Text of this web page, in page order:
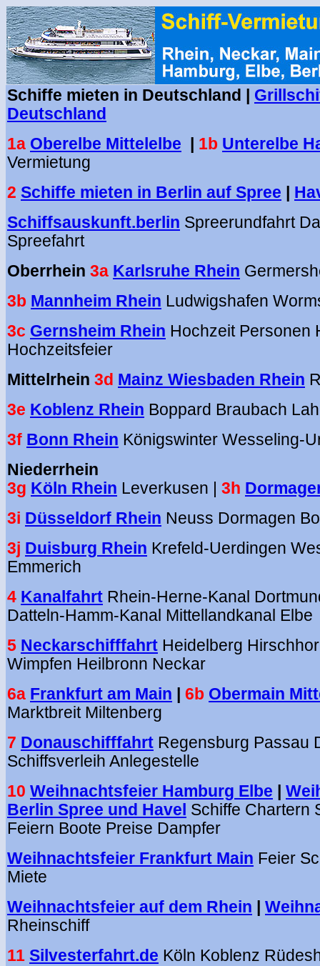
Schiffe mieten in Deutschland |
Deutschland
1a Oberelbe Mittelelbe 1b Unterelbe
Vermietung
2 Schiffe mieten in Berlin auf Spree
Schiffsauskunft.berlin Spreerundfahrt
Spreefahrt
Oberrhein 3a Karlsruhe Rhein
3b Mannheim Rhein Ludwigshafen
3c Gernsheim Rhein Hochzeit Personen
Hochzeitsfeier
Mittelrhein 3d Mainz Wiesbaden Rhein
3e Koblenz Rhein Boppard Braubach
3f Bonn Rhein Königswinter Wesseling-
Niederrhein
3g Köln Rhein Leverkusen | 3h
3i Düsseldorf Rhein Neuss Dormagen
3j Duisburg Rhein Krefeld-Uerdingen
Emmerich
4 Kanalfahrt Rhein-Herne-Kanal
Datteln-Hamm-Kanal Mittellandkanal Elbe
5 Neckarschifffahrt Heidelberg
Wimpfen Heilbronn Neckar
6a Frankfurt am Main 6b Obermain
Marktbreit Miltenberg
7 Donauschifffahrt Regensburg Passau
Schiffsverleih Anlegestelle
10 Weihnachtsfeier Hamburg Elbe
Berlin Spree und Havel Schiffe Chartern
Feiern Boote Preise Dampfer
Weihnachtsfeier Frankfurt Main Feier
Miete
Weihnachtsfeier auf dem Rhein
Rheinschiff
11 Silvesterfahrt.de Köln Koblenz